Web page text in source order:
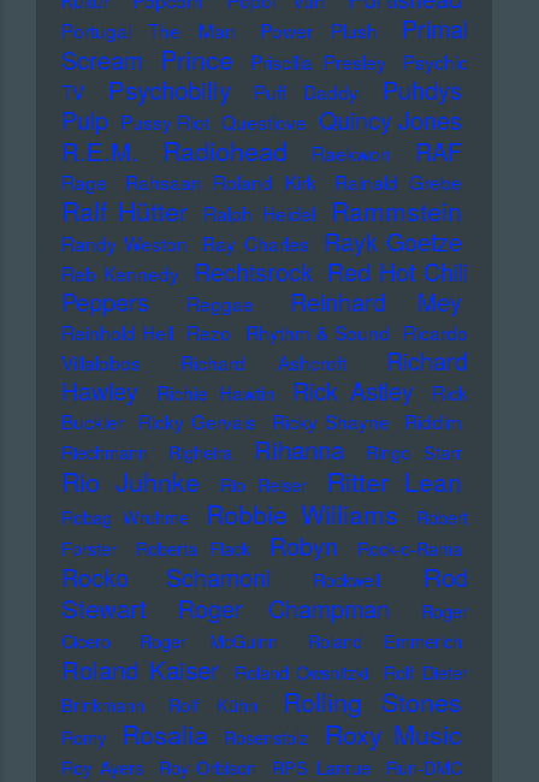
Portugal The Man Power Plush
Primal
Scream
Prince Priscilla Presley
Psychic
TV
Psychobilly Puff Daddy
Puhdys
Pulp Pussy Riot Questlove Quincy Jones
R.E.M. Radiohead Raekwon RAF
Rage Rahsaan Roland Kirk Rainald Grebe
Ralf Hütter Ralph Heidel Rammstein
Randy Weston Ray Charles Rayk Goetze
Reb Kennedy Rechtsrock Red Hot Chili
Peppers
Reggae Reinhard Mey
Reinhold Heil Rezo Rhythm & Sound Ricardo
Villalobos
Richard Ashcroft
Richard
Hawley
Richie Hawtin Rick Astley
Rick
Buckler
Ricky Gervais Ricky Shayne Riddim
Riechmann Righeira Rihanna Ringo Starr
Rio Juhnke Rio Reiser Ritter Lean
Robag Wruhme Robbie Williams
Robert
Forster
Roberta Flack Robyn Rock-o-Rama
Rocko Schamoni Rockwell
Rod
Stewart
Roger Champman
Roger
Cicero
Roger McGuinn Roland Emmerich
Roland Kaiser Roland Owsnitzki
Rolf Dieter
Brinkmann
Rolf Kühn Rolling Stones
Romy Rosalia Rosenstolz Roxy Music
Roy Ayers Roy Orbison RPS Lanrue
Run-DMC